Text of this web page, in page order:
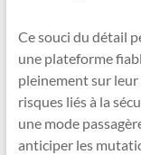
Ce souci du détail
une plateforme
pleinement sur
risques liés à la
une mode
anticiper les